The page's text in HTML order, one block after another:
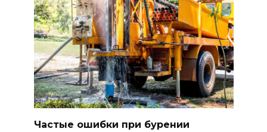
Частые ошибки при бурении